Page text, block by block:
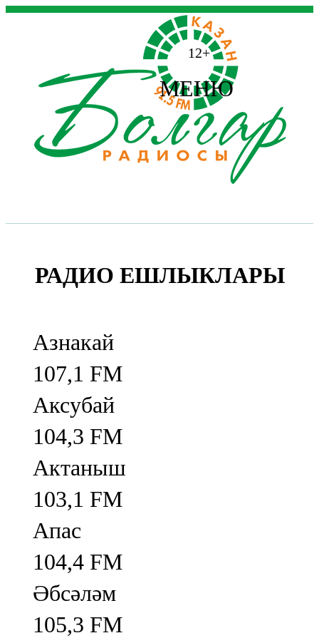
12+
МЕНЮ
РАДИО ЕШЛЫКЛАРЫ
Азнакай
107,1 FM
Аксубай
104,3 FM
Актаныш
103,1 FM
Апас
104,4 FM
Әбсәләм
105,3 FM